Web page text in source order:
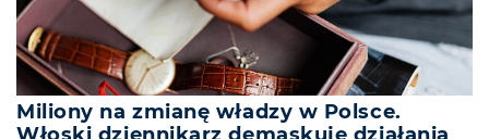
Miliony na zmianę władzy w Polsce.